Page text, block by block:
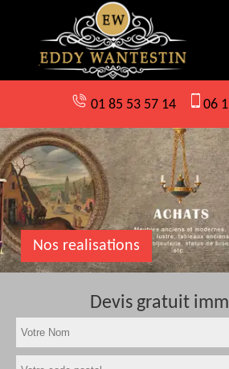
01 85 53 57 14 06
Nos realisations
Devis gratuit